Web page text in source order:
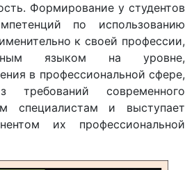
Формирование у студентов
по использованию
к своей профессии,
языком на уровне,
в профессиональной сфере,
современного
специалистам и выступает
их профессиональной